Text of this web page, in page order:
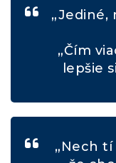
„Jediné,
„Čím
lepšie
„Nech